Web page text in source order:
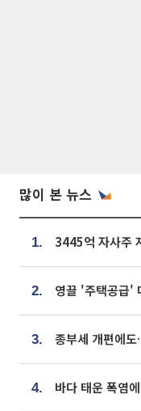
많이 본 뉴스
1.
2.
3.
4. 바다 태운 폭염